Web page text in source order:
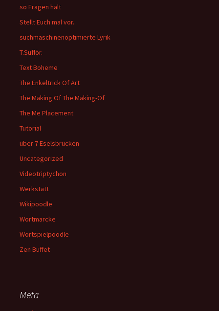
so Fragen halt
Stellt Euch mal vor..
suchmaschinenoptimierte Lyrik
T.Suflör.
Text Boheme
The Enkeltrick Of Art
The Making Of The Making-Of
The Me Placement
Tutorial
über 7 Eselsbrücken
Uncategorized
Videotriptychon
Werkstatt
Wikipoodle
Wortmarcke
Wortspielpoodle
Zen Buffet
Meta